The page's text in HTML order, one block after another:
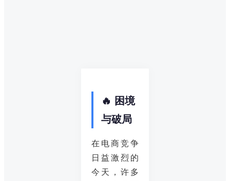
🔥 困境
与破局
在电商竞争
日益激烈的
今天，许多